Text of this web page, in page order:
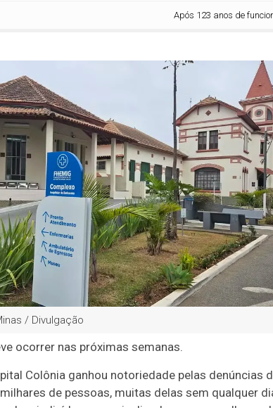
Após 123 anos de funcionamento e
/ Divulgação
ocorrer nas próximas semanas.
Colônia ganhou notoriedade pelas denúncias
de pessoas, muitas delas sem qualquer